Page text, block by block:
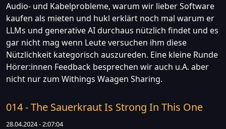
Audio- und Kabelprobleme, warum wir lieber Software
kaufen als mieten und hukl erklärt noch mal warum er
LLMs und generative AI durchaus nützlich findet und es
gar nicht mag wenn Leute versuchen ihm diese
Nützlichkeit kategorisch auszureden. Eine kleine Runde
Hörer:innen Feedback besprechen wir auch u.A. aber
nicht nur zum Withings Waagen Sharing.
014 - The Sauerkraut Is Strong In This One
28.04.2024 - 2:07:04